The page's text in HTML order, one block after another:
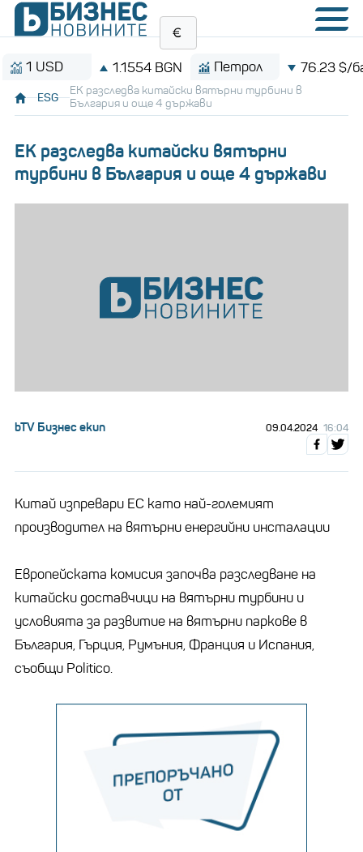
1.1554 BGN Петрол 76.23 $/барел
ESG
ЕК разследва китайски вятърни турбини в
България и още 4 държави
ЕК разследва китайски вятърни
турбини в България и още 4 държави
bTV Бизнес екип 09.04.2024 16:04
Китай изпревари ЕС като най-големият
производител на вятърни енергийни инсталации
Европейската комисия започва разследване на
китайски доставчици на вятърни турбини и
условията за развитие на вятърни паркове в
България, Гърция, Румъния, Франция и Испания,
съобщи Politico.